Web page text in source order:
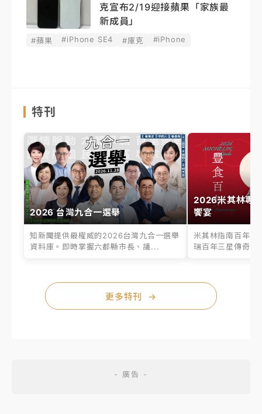
克宣布2/19迎接蘋果「家族最
新成員」
#蘋果 #iPhone SE4 #庫克 #iPhone
特刊
2026 台灣九合一選舉
知新聞提供最權威的2026台灣九合一選舉
資料庫。即時掌握六都縣市長、議...
2026米其林專
饗宴
米其林指南百年之
瑞百年三星傳奇、
更多特刊 →